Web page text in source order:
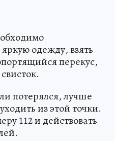
одежду, взять
перекус,
потерялся, лучше
из этой точки.
112 и действовать